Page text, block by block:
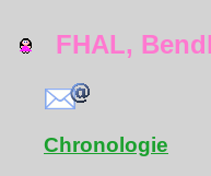
FHAL,
Chronologie